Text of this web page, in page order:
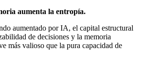
aumenta la entropía.
aumentado por IA, el capital estructural
de decisiones y la memoria
más valioso que la pura capacidad de